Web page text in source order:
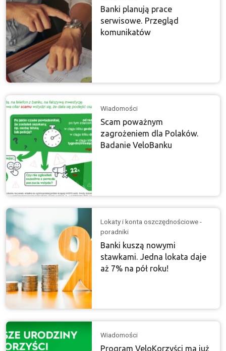
Banki planują prace
serwisowe. Przegląd
komunikatów
Wiadomości
Scam poważnym
zagrożeniem dla Polaków.
Badanie VeloBanku
Lokaty i konta oszczędnościowe -
poradniki
Banki kuszą nowymi
stawkami. Jedna lokata daje
aż 7% na pół roku!
Wiadomości
Program VeloKorzyści ma już